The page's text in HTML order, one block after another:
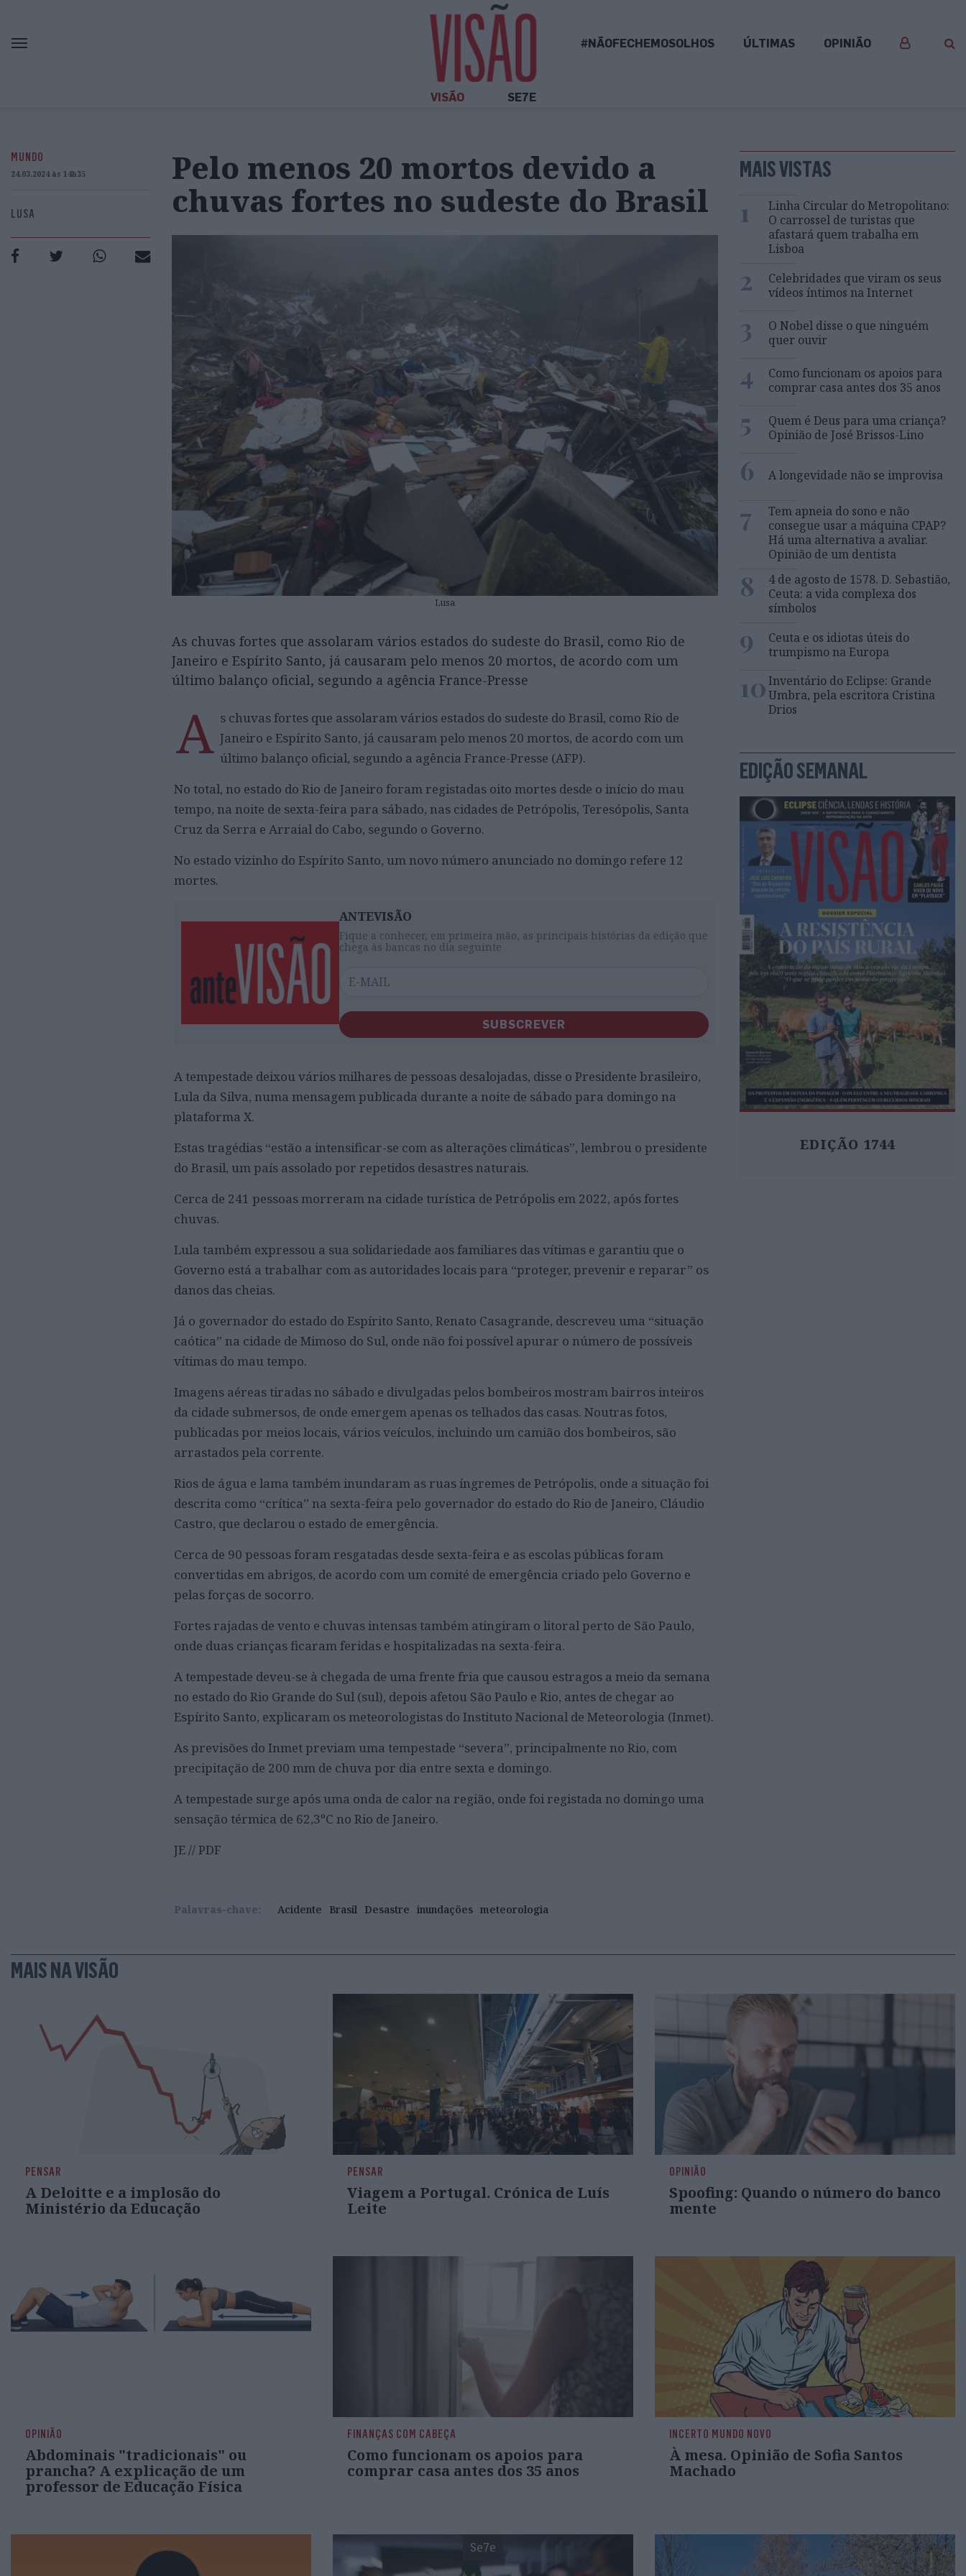
#NÃOFECHEMOSOLHOS ÚLTIMAS OPINIÃO
VISÃO SE7E
MUNDO
24.03.2024 às 14h35
LUSA
Pelo menos 20 mortos devido a
chuvas fortes no sudeste do Brasil
Lusa
As chuvas fortes que assolaram vários estados do sudeste do Brasil, como Rio de
Janeiro e Espírito Santo, já causaram pelo menos 20 mortos, de acordo com um
último balanço oficial, segundo a agência France-Presse
A s chuvas fortes que assolaram vários estados do sudeste do Brasil, como Rio de
Janeiro e Espírito Santo, já causaram pelo menos 20 mortos, de acordo com um
último balanço oficial, segundo a agência France-Presse (AFP).
No total, no estado do Rio de Janeiro foram registadas oito mortes desde o início do mau
tempo, na noite de sexta-feira para sábado, nas cidades de Petrópolis, Teresópolis, Santa
Cruz da Serra e Arraial do Cabo, segundo o Governo.
No estado vizinho do Espírito Santo, um novo número anunciado no domingo refere 12
mortes.
ANTEVISÃO
Fique a conhecer, em primeira mão, as principais histórias da edição que
chega às bancas no dia seguinte
SUBSCREVER
A tempestade deixou vários milhares de pessoas desalojadas, disse o Presidente brasileiro,
Lula da Silva, numa mensagem publicada durante a noite de sábado para domingo na
plataforma X.
Estas tragédias “estão a intensificar-se com as alterações climáticas”, lembrou o presidente
do Brasil, um país assolado por repetidos desastres naturais.
Cerca de 241 pessoas morreram na cidade turística de Petrópolis em 2022, após fortes
chuvas.
Lula também expressou a sua solidariedade aos familiares das vítimas e garantiu que o
Governo está a trabalhar com as autoridades locais para “proteger, prevenir e reparar” os
danos das cheias.
Já o governador do estado do Espírito Santo, Renato Casagrande, descreveu uma “situação
caótica” na cidade de Mimoso do Sul, onde não foi possível apurar o número de possíveis
vítimas do mau tempo.
Imagens aéreas tiradas no sábado e divulgadas pelos bombeiros mostram bairros inteiros
da cidade submersos, de onde emergem apenas os telhados das casas. Noutras fotos,
publicadas por meios locais, vários veículos, incluindo um camião dos bombeiros, são
arrastados pela corrente.
Rios de água e lama também inundaram as ruas íngremes de Petrópolis, onde a situação foi
descrita como “crítica” na sexta-feira pelo governador do estado do Rio de Janeiro, Cláudio
Castro, que declarou o estado de emergência.
Cerca de 90 pessoas foram resgatadas desde sexta-feira e as escolas públicas foram
convertidas em abrigos, de acordo com um comité de emergência criado pelo Governo e
pelas forças de socorro.
Fortes rajadas de vento e chuvas intensas também atingiram o litoral perto de São Paulo,
onde duas crianças ficaram feridas e hospitalizadas na sexta-feira.
A tempestade deveu-se à chegada de uma frente fria que causou estragos a meio da semana
no estado do Rio Grande do Sul (sul), depois afetou São Paulo e Rio, antes de chegar ao
Espírito Santo, explicaram os meteorologistas do Instituto Nacional de Meteorologia (Inmet).
As previsões do Inmet previam uma tempestade “severa”, principalmente no Rio, com
precipitação de 200 mm de chuva por dia entre sexta e domingo.
A tempestade surge após uma onda de calor na região, onde foi registada no domingo uma
sensação térmica de 62,3ºC no Rio de Janeiro.
JE // PDF
Palavras-chave: Acidente Brasil Desastre inundações meteorologia
MAIS VISTAS
1
Linha Circular do Metropolitano:
O carrossel de turistas que
afastará quem trabalha em
Lisboa
2
Celebridades que viram os seus
vídeos íntimos na Internet
3
O Nobel disse o que ninguém
quer ouvir
4
Como funcionam os apoios para
comprar casa antes dos 35 anos
5
Quem é Deus para uma criança?
Opinião de José Brissos-Lino
6 A longevidade não se improvisa
7
Tem apneia do sono e não
consegue usar a máquina CPAP?
Há uma alternativa a avaliar.
Opinião de um dentista
8
4 de agosto de 1578. D. Sebastião,
Ceuta: a vida complexa dos
símbolos
9
Ceuta e os idiotas úteis do
trumpismo na Europa
10Inventário do Eclipse: Grande
Umbra, pela escritora Cristina
Drios
EDIÇÃO SEMANAL
EDIÇÃO 1744
MAIS NA VISÃO
PENSAR
A Deloitte e a implosão do
Ministério da Educação
PENSAR
Viagem a Portugal. Crónica de Luís
Leite
OPINIÃO
Spoofing: Quando o número do banco
mente
OPINIÃO
Abdominais "tradicionais" ou
prancha? A explicação de um
professor de Educação Física
FINANÇAS COM CABEÇA
Como funcionam os apoios para
comprar casa antes dos 35 anos
INCERTO MUNDO NOVO
À mesa. Opinião de Sofia Santos
Machado
Se7e